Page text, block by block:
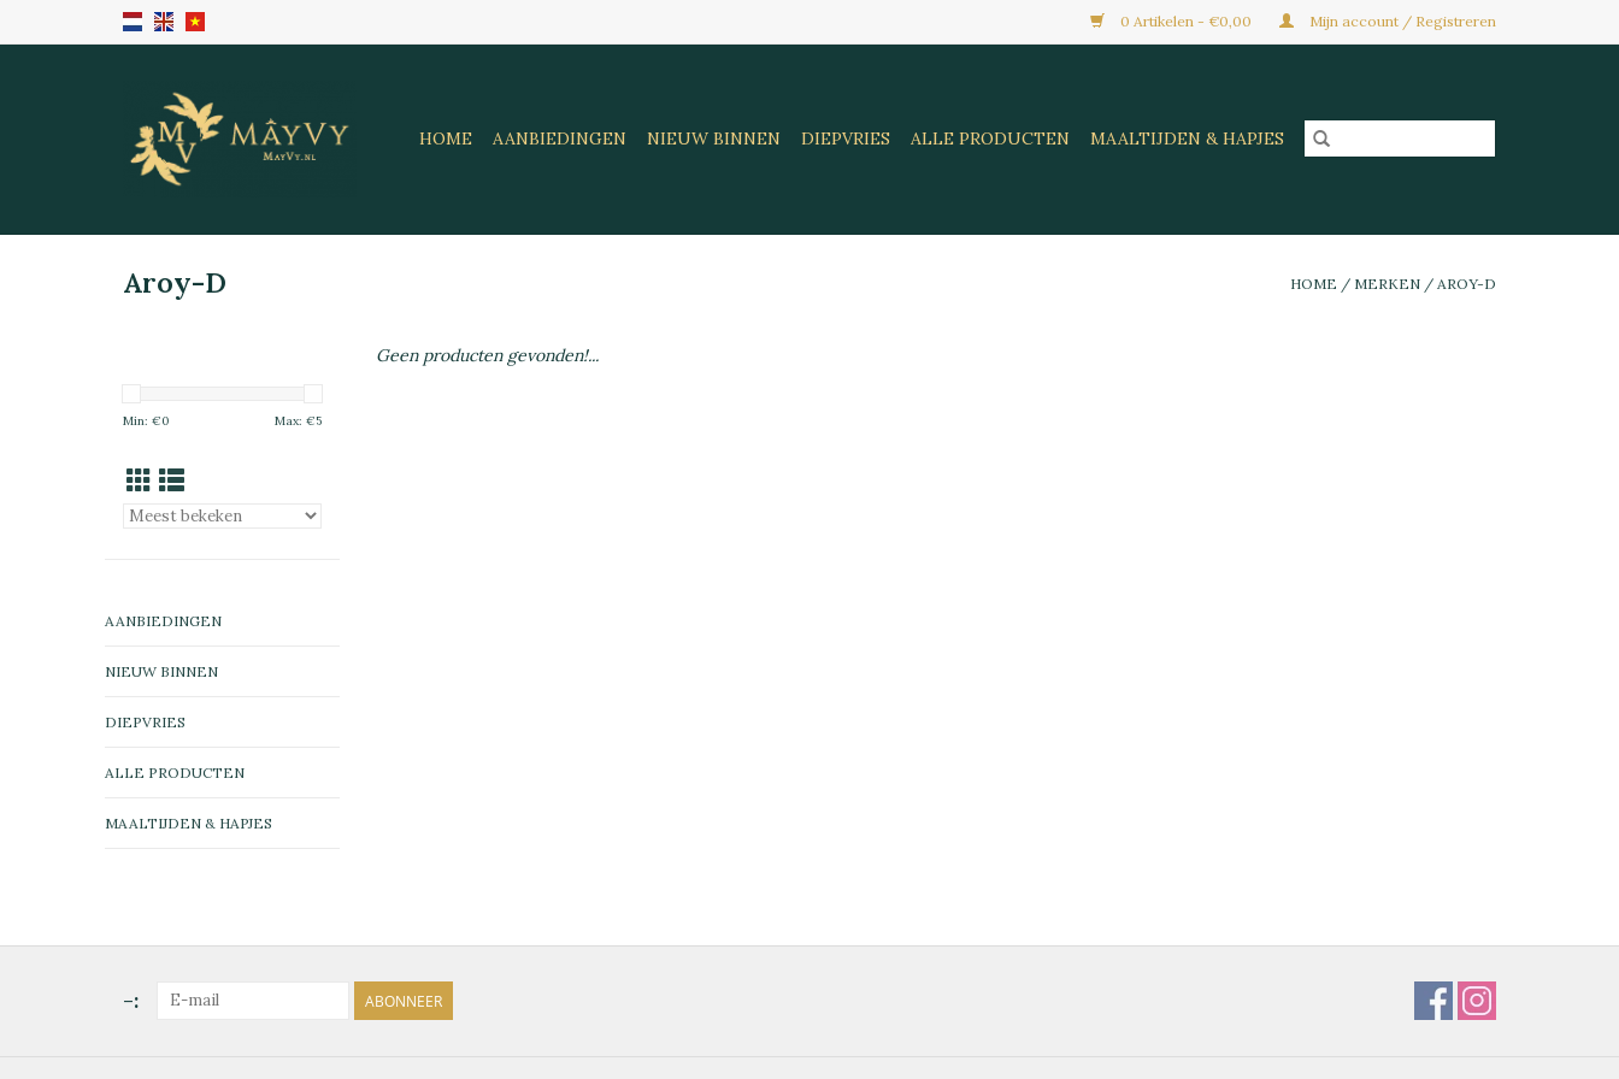
0 Artikelen - €0,00 Mijn account / Registreren
HOME AANBIEDINGEN NIEUW BINNEN DIEPVRIES ALLE PRODUCTEN MAALTIJDEN & HAPJES
Aroy-D HOME / MERKEN / AROY-D
Min: €0 Max: €5
AANBIEDINGEN
NIEUW BINNEN
DIEPVRIES
ALLE PRODUCTEN
MAALTIJDEN & HAPJES
Geen producten gevonden!...
-: ABONNEER